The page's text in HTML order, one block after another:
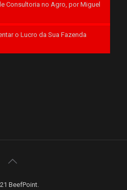
Consultoria no Agro, por Miguel
o Lucro da Sua Fazenda
BeefPoint.